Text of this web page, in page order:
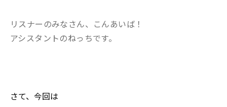
リスナーのみなさん、こんあいば！
アシスタントのねっちです。
さて、今回は